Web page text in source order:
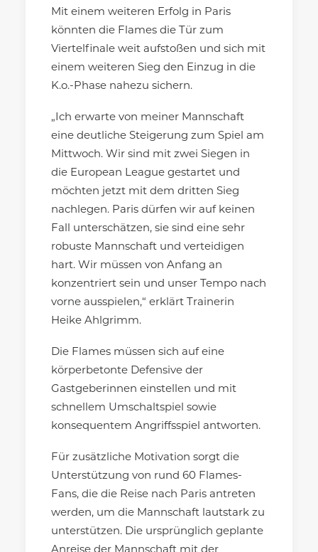
Mit einem weiteren Erfolg in Paris
könnten die Flames die Tür zum
Viertelfinale weit aufstoßen und sich mit
einem weiteren Sieg den Einzug in die
K.o.-Phase nahezu sichern.
„Ich erwarte von meiner Mannschaft
eine deutliche Steigerung zum Spiel am
Mittwoch. Wir sind mit zwei Siegen in
die European League gestartet und
möchten jetzt mit dem dritten Sieg
nachlegen. Paris dürfen wir auf keinen
Fall unterschätzen, sie sind eine sehr
robuste Mannschaft und verteidigen
hart. Wir müssen von Anfang an
konzentriert sein und unser Tempo nach
vorne ausspielen,“ erklärt Trainerin
Heike Ahlgrimm.
Die Flames müssen sich auf eine
körperbetonte Defensive der
Gastgeberinnen einstellen und mit
schnellem Umschaltspiel sowie
konsequentem Angriffsspiel antworten.
Für zusätzliche Motivation sorgt die
Unterstützung von rund 60 Flames-
Fans, die die Reise nach Paris antreten
werden, um die Mannschaft lautstark zu
unterstützen. Die ursprünglich geplante